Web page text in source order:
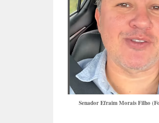
Senador Efraim Morais Filho